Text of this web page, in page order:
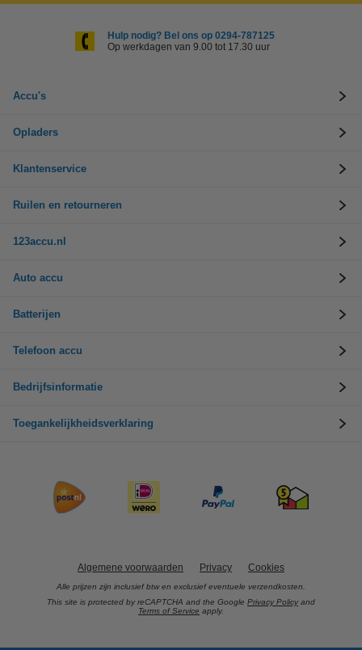
Hulp nodig? Bel ons op 0294-787125
Op werkdagen van 9.00 tot 17.30 uur
Accu's
Opladers
Klantenservice
Ruilen en retourneren
123accu.nl
Auto accu
Batterijen
Telefoon accu
Bedrijfsinformatie
Toegankelijkheidsverklaring
Algemene voorwaarden Privacy Cookies
Alle prijzen zijn inclusief btw en exclusief eventuele verzendkosten.
This site is protected by reCAPTCHA and the Google Privacy Policy and
Terms of Service apply.